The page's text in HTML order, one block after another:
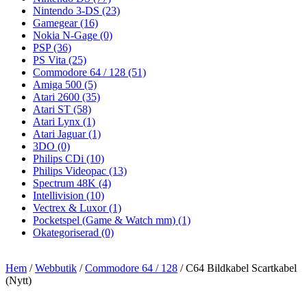
Nintendo 3-DS (23)
Gamegear(16)
Nokia N-Gage (0)
PSP(36)
PS Vita (25)
Commodore 64 / 128 (51)
Amiga 500 (5)
Atari 2600 (35)
Atari ST (58)
Atari Lynx (1)
Atari Jaguar(1)
3DO (0)
Philips CDi (10)
Philips Videopac (13)
Spectrum 48K (4)
Intellivision (10)
Vectrex & Luxor(1)
Pocketspel (Game & Watch mm) (1)
Okategoriserad (0)
Hem /Webbutik /Commodore 64 / 128 / C64 Bildkabel Scartkabel
(Nytt)